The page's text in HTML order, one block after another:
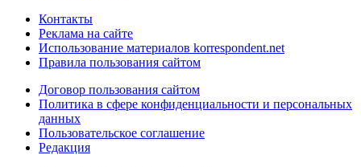
Контакты
Реклама на сайте
Использование материалов korrespondent.net
Правила пользования сайтом
Договор пользования сайтом
Политика в сфере конфиденциальности и персональных
данных
Пользовательское соглашение
Редакция